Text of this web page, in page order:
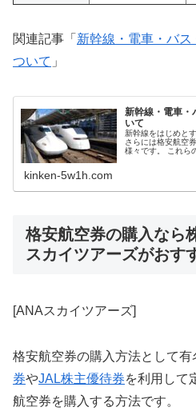
関連記事「 新幹線・電車・バ
ついて 」
新幹線・電車・
いて
新幹線をはじめと
さらには格安航空
様々です。 これらの交通費を節約するには、金券ショップ
にも格安切符・格
ここは、新幹線・
ついて紹介するま
kinken-5w1h.com
格安航空券の購入なら
スカイツアーズがおす
[ANAスカイツアーズ]
格安航空券の購入方法として有
券やJAL株主優待券を利用して
航空券を購入する方法です。